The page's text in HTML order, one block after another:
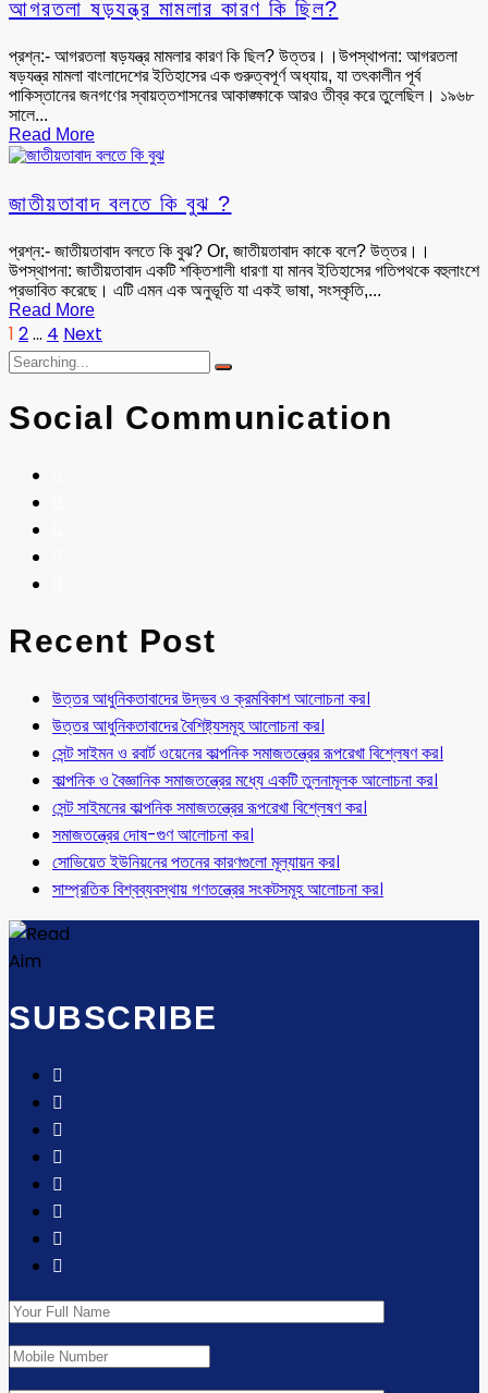
আগরতলা ষড়যন্ত্র মামলার কারণ কি ছিল?
প্রশ্ন:- আগরতলা ষড়যন্ত্র মামলার কারণ কি ছিল? উত্তর।।উপস্থাপনা: আগরতলা
ষড়যন্ত্র মামলা বাংলাদেশের ইতিহাসের এক গুরুত্বপূর্ণ অধ্যায়, যা তৎকালীন পূর্ব
পাকিস্তানের জনগণের স্বায়ত্তশাসনের আকাঙ্ক্ষাকে আরও তীব্র করে তুলেছিল। ১৯৬৮
সালে...
Read More
জাতীয়তাবাদ বলতে কি বুঝ ?
প্রশ্ন:- জাতীয়তাবাদ বলতে কি বুঝ? Or, জাতীয়তাবাদ কাকে বলে? উত্তর।।
উপস্থাপনা: জাতীয়তাবাদ একটি শক্তিশালী ধারণা যা মানব ইতিহাসের গতিপথকে বহুলাংশে
প্রভাবিত করেছে। এটি এমন এক অনুভূতি যা একই ভাষা, সংস্কৃতি,...
Read More
1 2… 4 Next
Social Communication
Recent Post
উত্তর আধুনিকতাবাদের উদ্ভব ও ক্রমবিকাশ আলোচনা কর।
উত্তর আধুনিকতাবাদের বৈশিষ্ট্যসমূহ আলোচনা কর।
সেন্ট সাইমন ও রবার্ট ওয়েনের কাল্পনিক সমাজতন্ত্রের রূপরেখা বিশ্লেষণ কর।
কাল্পনিক ও বৈজ্ঞানিক সমাজতন্ত্রের মধ্যে একটি তুলনামূলক আলোচনা কর।
সেন্ট সাইমনের কাল্পনিক সমাজতন্ত্রের রূপরেখা বিশ্লেষণ কর।
সমাজতন্ত্রের দোষ-গুণ আলোচনা কর।
সোভিয়েত ইউনিয়নের পতনের কারণগুলো মূল্যায়ন কর।
সাম্প্রতিক বিশ্বব্যবস্থায় গণতন্ত্রের সংকটসমূহ আলোচনা কর।
SUBSCRIBE